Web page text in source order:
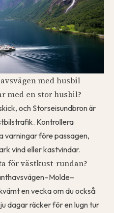
med husbil
med en stor husbil?
och Storseisundbron är
Kontrollera
varningar före passagen,
vind eller kastvindar.
för västkust-rundan?
en vecka om du också
dagar räcker för en lugn tur